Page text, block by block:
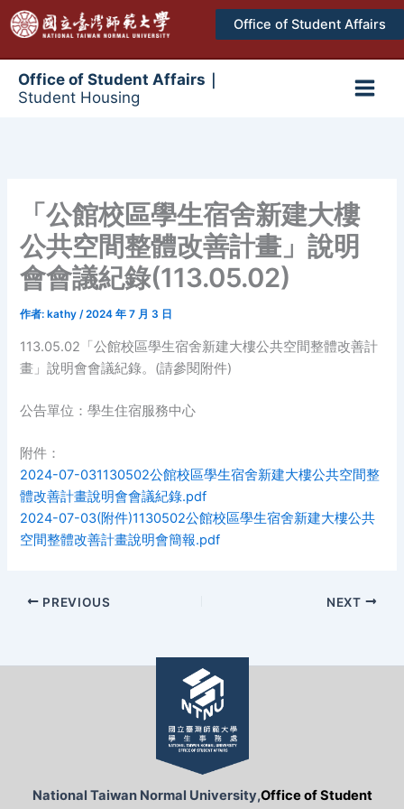
至
Office of Student Affairs
Office of Student Affairs｜
Student Housing
「公館校區學生宿舍新建大樓
公共空間整體改善計畫」說明
會會議紀錄(113.05.02)
作者: kathy/2024 年 7 月 3 日
113.05.02「公館校區學生宿舍新建大樓公共空間整體改善計
畫」說明會會議紀錄。(請參閱附件)
公告單位：學生住宿服務中心
附件：
2024-07-031130502公館校區學生宿舍新建大樓公共空間整
體改善計畫說明會會議紀錄.pdf
2024-07-03(附件)1130502公館校區學生宿舍新建大樓公共
空間整體改善計畫說明會簡報.pdf
PREVIOUS NEXT
National Taiwan Normal University,Office of Student